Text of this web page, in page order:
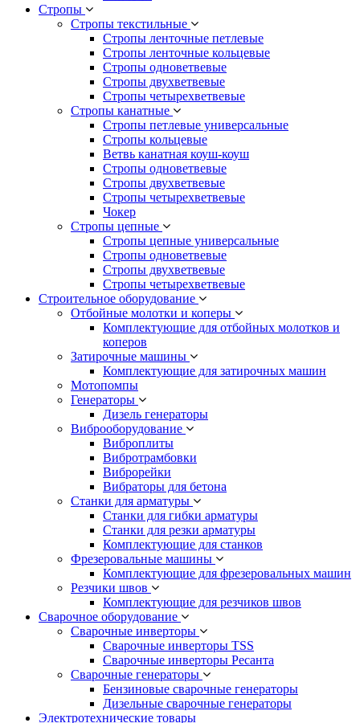
Стропы
Стропы текстильные
Стропы ленточные петлевые
Стропы ленточные кольцевые
Стропы одноветвевые
Стропы двухветвевые
Стропы четырехветвевые
Стропы канатные
Стропы петлевые универсальные
Стропы кольцевые
Ветвь канатная коуш-коуш
Стропы одноветвевые
Стропы двухветвевые
Стропы четырехветвевые
Чокер
Стропы цепные
Стропы цепные универсальные
Стропы одноветвевые
Стропы двухветвевые
Стропы четырехветвевые
Строительное оборудование
Отбойные молотки и коперы
Комплектующие для отбойных молотков и
коперов
Затирочные машины
Комплектующие для затирочных машин
Мотопомпы
Генераторы
Дизель генераторы
Виброоборудование
Виброплиты
Вибротрамбовки
Виброрейки
Вибраторы для бетона
Станки для арматуры
Станки для гибки арматуры
Станки для резки арматуры
Комплектующие для станков
Фрезеровальные машины
Комплектующие для фрезеровальных машин
Резчики швов
Комплектующие для резчиков швов
Сварочное оборудование
Сварочные инверторы
Сварочные инверторы TSS
Сварочные инверторы Ресанта
Сварочные генераторы
Бензиновые сварочные генераторы
Дизельные сварочные генераторы
Электротехнические товары